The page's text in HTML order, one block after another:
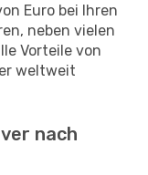
Euro bei Ihren
neben vielen
Vorteile von
weltweit
nach